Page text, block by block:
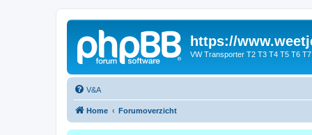
https://
VW Transporter T2 T3 T4 T5 T6
V&A
Home Forumoverzicht